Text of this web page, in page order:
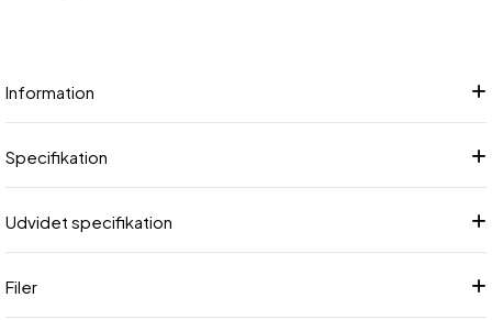
Information
Specifikation
Udvidet specifikation
Filer